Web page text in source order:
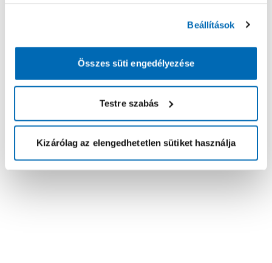
Beállítások
Összes süti engedélyezése
Testre szabás
Kizárólag az elengedhetetlen sütiket használja